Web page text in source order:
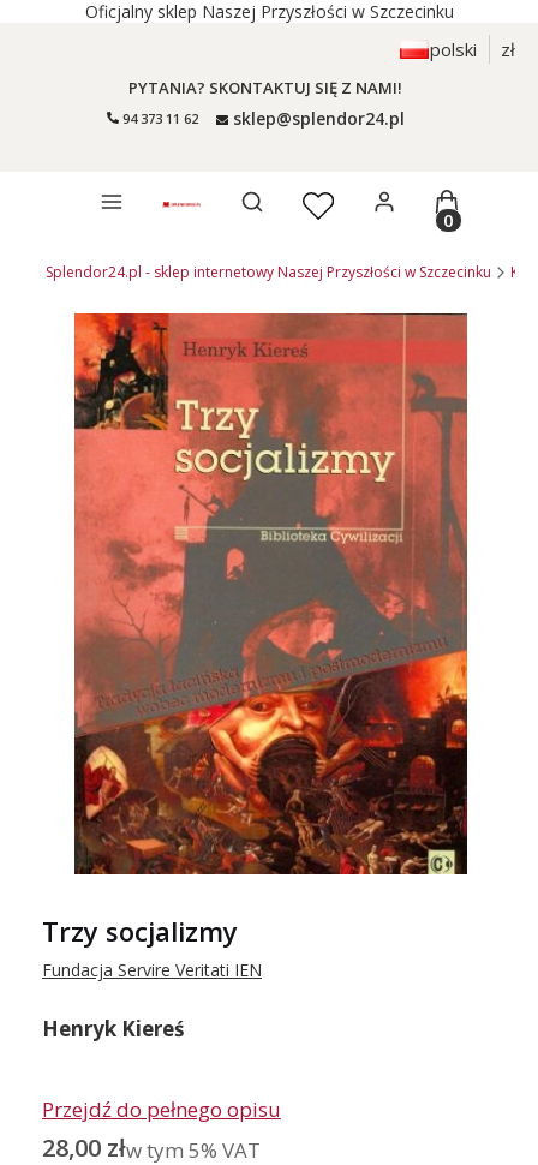
Oficjalny sklep Naszej Przyszłości w Szczecinku
polski zł
PYTANIA? SKONTAKTUJ SIĘ Z NAMI!
94 373 11 62 sklep@splendor24.pl
Otwórz wyszukiwarkęProdukty
Splendor24.pl - sklep internetowy Naszej Przyszłości w Szczecinku
Trzy socjalizmy
Fundacja Servire Veritati IEN
Henryk Kiereś
Przejdź do pełnego opisu
Cena
28,00 złw tym 5% VAT
w tym 5% VAT